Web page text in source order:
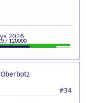
Oberbotz
#34